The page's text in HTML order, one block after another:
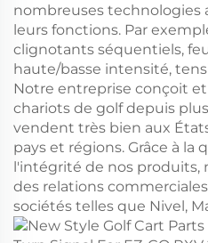
nombreuses technologies
leurs fonctions. Par
clignotants séquentiels,
haute/basse intensité,
Notre entreprise conçoit
chariots de golf depuis plus
vendent très bien aux
pays et régions. Grâce à la
l'intégrité de nos produits,
des relations
sociétés telles que Nivel,